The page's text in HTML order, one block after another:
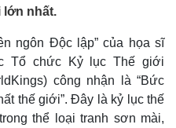
lớn nhất.
ngôn Độc lập” của họa sĩ
Tổ chức Kỷ lục Thế giới
công nhận là “Bức
thế giới”. Đây là kỷ lục thế
thể loại tranh sơn mài,